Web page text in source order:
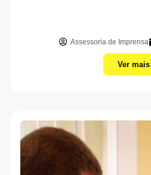
Assessoria de Imprensa
Ver mais